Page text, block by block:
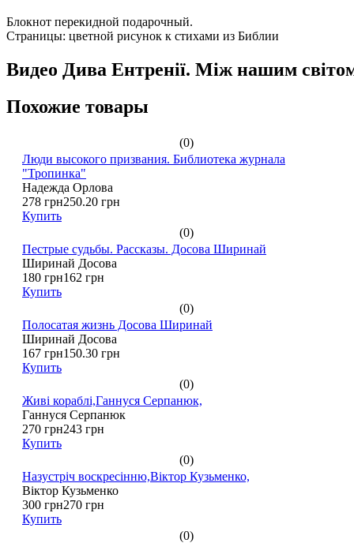
Блокнот перекидной подарочный.
Страницы: цветной рисунок к стихами из Библии
Видео Дива Ентренії. Між нашим
Похожие товары
(0)
Люди высокого призвания. Библиотека журнала
"Тропинка"
Надежда Орлова
278 грн250.20 грн
Купить
(0)
Пестрые судьбы. Рассказы. Досова Ширинай
Ширинай Досова
180 грн162 грн
Купить
(0)
Полосатая жизнь Досова Ширинай
Ширинай Досова
167 грн150.30 грн
Купить
(0)
Живі кораблі,Ганнуся Серпанюк,
Ганнуся Серпанюк
270 грн243 грн
Купить
(0)
Назустріч воскресінню,Віктор Кузьменко,
Віктор Кузьменко
300 грн270 грн
Купить
(0)